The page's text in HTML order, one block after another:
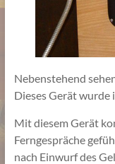
Nebenstehend
Dieses Gerät wurde
Mit diesem Gerät
Ferngespräche
nach Einwurf des